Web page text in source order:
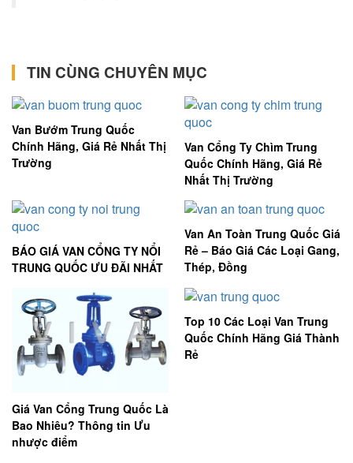
TIN CÙNG CHUYÊN MỤC
Van Bướm Trung Quốc
Chính Hãng, Giá Rẻ Nhất Thị
Trường
Van Cổng Ty Chìm Trung
Quốc Chính Hãng, Giá Rẻ
Nhất Thị Trường
BÁO GIÁ VAN CỔNG TY NỔI
TRUNG QUỐC ƯU ĐÃI NHẤT
Van An Toàn Trung Quốc Giá
Rẻ – Báo Giá Các Loại Gang,
Thép, Đồng
Giá Van Cổng Trung Quốc Là
Bao Nhiêu? Thông tin Ưu
nhược điểm
Top 10 Các Loại Van Trung
Quốc Chính Hãng Giá Thành
Rẻ